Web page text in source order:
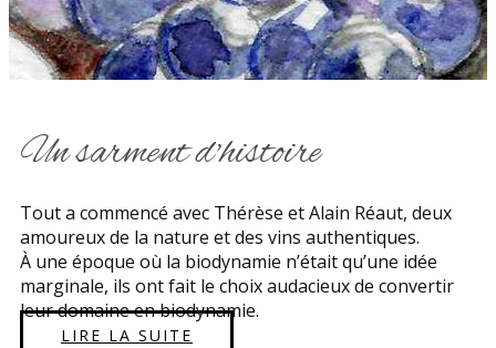
Un sarment d'histoire
Tout a commencé avec Thérèse et Alain Réaut, deux
amoureux de la nature et des vins authentiques.
À une époque où la biodynamie n’était qu’une idée
marginale, ils ont fait le choix audacieux de convertir
leur domaine en biodynamie.
LIRE LA SUITE